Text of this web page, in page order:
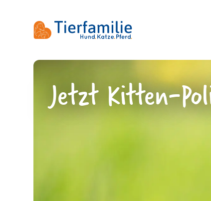
Jetzt Kitten-